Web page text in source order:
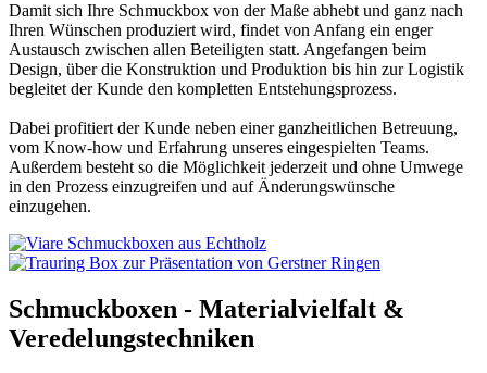
Damit sich Ihre Schmuckbox von der Maße abhebt und ganz nach
Ihren Wünschen produziert wird, findet von Anfang ein enger
Austausch zwischen allen Beteiligten statt. Angefangen beim
Design, über die Konstruktion und Produktion bis hin zur Logistik
begleitet der Kunde den kompletten Entstehungsprozess.
Dabei profitiert der Kunde neben einer ganzheitlichen Betreuung,
vom Know-how und Erfahrung unseres eingespielten Teams.
Außerdem besteht so die Möglichkeit jederzeit und ohne Umwege
in den Prozess einzugreifen und auf Änderungswünsche
einzugehen.
Schmuckboxen - Materialvielfalt &
Veredelungstechniken